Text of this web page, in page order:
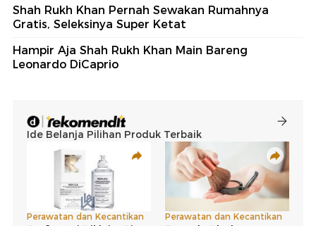
Shah Rukh Khan Pernah Sewakan Rumahnya
Gratis, Seleksinya Super Ketat
Hampir Aja Shah Rukh Khan Main Bareng
Leonardo DiCaprio